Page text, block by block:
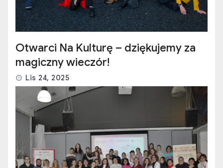
Otwarci Na Kulturę – dziękujemy za
magiczny wieczór!
Lis 24, 2025